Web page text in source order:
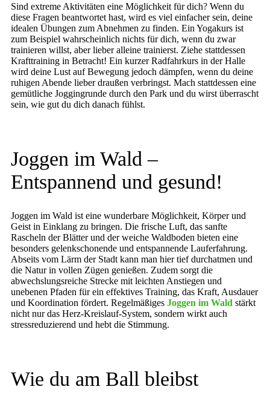
Sind extreme Aktivitäten eine Möglichkeit für dich? Wenn du
diese Fragen beantwortet hast, wird es viel einfacher sein, deine
idealen Übungen zum Abnehmen zu finden. Ein Yogakurs ist
zum Beispiel wahrscheinlich nichts für dich, wenn du zwar
trainieren willst, aber lieber alleine trainierst. Ziehe stattdessen
Krafttraining in Betracht! Ein kurzer Radfahrkurs in der Halle
wird deine Lust auf Bewegung jedoch dämpfen, wenn du deine
ruhigen Abende lieber draußen verbringst. Mach stattdessen eine
gemütliche Joggingrunde durch den Park und du wirst überrascht
sein, wie gut du dich danach fühlst.
Joggen im Wald –
Entspannend und gesund!
Joggen im Wald ist eine wunderbare Möglichkeit, Körper und
Geist in Einklang zu bringen. Die frische Luft, das sanfte
Rascheln der Blätter und der weiche Waldboden bieten eine
besonders gelenkschonende und entspannende Lauferfahrung.
Abseits vom Lärm der Stadt kann man hier tief durchatmen und
die Natur in vollen Zügen genießen. Zudem sorgt die
abwechslungsreiche Strecke mit leichten Anstiegen und
unebenen Pfaden für ein effektives Training, das Kraft, Ausdauer
und Koordination fördert. Regelmäßiges Joggen im Wald stärkt
nicht nur das Herz-Kreislauf-System, sondern wirkt auch
stressreduzierend und hebt die Stimmung.
Wie du am Ball bleibst